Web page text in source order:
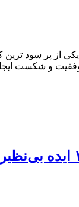
از پر سود
و شکست ایجاد